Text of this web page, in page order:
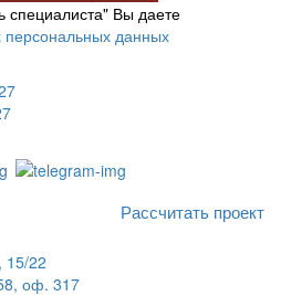
специалиста" Вы даете
персональных данных
Рассчитать проект
15/22
оф. 317